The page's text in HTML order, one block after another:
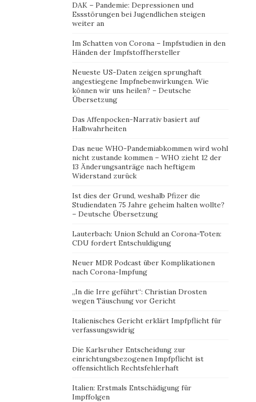
DAK – Pandemie: Depressionen und
Essstörungen bei Jugendlichen steigen
weiter an
Im Schatten von Corona – Impfstudien in den
Händen der Impfstoffhersteller
Neueste US-Daten zeigen sprunghaft
angestiegene Impfnebenwirkungen. Wie
können wir uns heilen? – Deutsche
Übersetzung
Das Affenpocken-Narrativ basiert auf
Halbwahrheiten
Das neue WHO-Pandemiabkommen wird wohl
nicht zustande kommen – WHO zieht 12 der
13 Änderungsanträge nach heftigem
Widerstand zurück
Ist dies der Grund, weshalb Pfizer die
Studiendaten 75 Jahre geheim halten wollte?
– Deutsche Übersetzung
Lauterbach: Union Schuld an Corona-Toten:
CDU fordert Entschuldigung
Neuer MDR Podcast über Komplikationen
nach Corona-Impfung
„In die Irre geführt“: Christian Drosten
wegen Täuschung vor Gericht
Italienisches Gericht erklärt Impfpflicht für
verfassungswidrig
Die Karlsruher Entscheidung zur
einrichtungsbezogenen Impfpflicht ist
offensichtlich Rechtsfehlerhaft
Italien: Erstmals Entschädigung für
Impffolgen